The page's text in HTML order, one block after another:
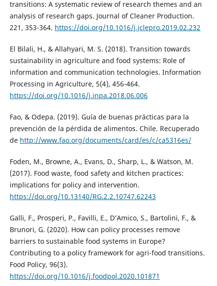
transitions: A systematic review of research themes and an
analysis of research gaps. Journal of Cleaner Production.
221, 353-364. https://doi.org/10.1016/j.jclepro.2019.02.232
El Bilali, H., & Allahyari, M. S. (2018). Transition towards
sustainability in agriculture and food systems: Role of
information and communication technologies. Information
Processing in Agriculture, 5(4), 456-464.
https://doi.org/10.1016/j.inpa.2018.06.006
Fao, & Odepa. (2019). Guía de buenas prácticas para la
prevención de la pérdida de alimentos. Chile. Recuperado
de http://www.fao.org/documents/card/es/c/ca5316es/
Foden, M., Browne, A., Evans, D., Sharp, L., & Watson, M.
(2017). Food waste, food safety and kitchen practices:
implications for policy and intervention.
https://doi.org/10.13140/RG.2.2.10747.62243
Galli, F., Prosperi, P., Favilli, E., D’Amico, S., Bartolini, F., &
Brunori, G. (2020). How can policy processes remove
barriers to sustainable food systems in Europe?
Contributing to a policy framework for agri-food transitions.
Food Policy, 96(3).
https://doi.org/10.1016/j.foodpol.2020.101871